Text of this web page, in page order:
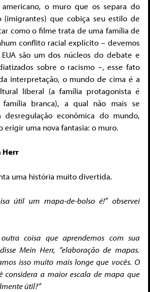
o muro que os separa do
(imigrantes) que cobiça seu estilo de
como o filme trata de uma família de
conflito racial explícito – devemos
são um dos núcleos do debate e
sobre o racismo –, esse fato
interpretação, o mundo de cima é a
liberal (a família protagonista é
branca), a qual não mais se
desregulação econômica do mundo,
erigir uma nova fantasia: o muro.
Herr
uma história muito divertida.
útil um mapa-de-bolso é!” observei
outra coisa que aprendemos com sua
Mein Herr, “elaboração de mapas.
isso muito mais longe que vocês. O
considera a maior escala de mapa que
útil?”